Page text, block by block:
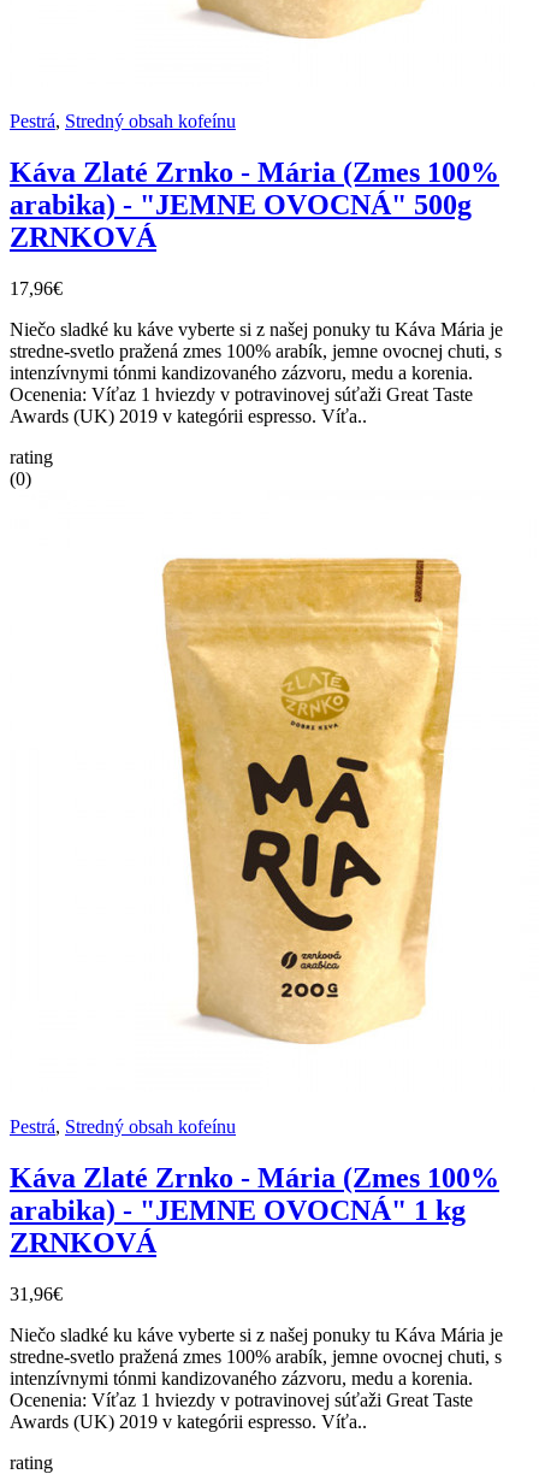
Pestrá, Stredný obsah kofeínu
Káva Zlaté Zrnko - Mária (Zmes 100%
arabika) - "JEMNE OVOCNÁ" 500g
ZRNKOVÁ
17,96€
Niečo sladké ku káve vyberte si z našej ponuky tu Káva Mária je
stredne-svetlo pražená zmes 100% arabík, jemne ovocnej chuti, s
intenzívnymi tónmi kandizovaného zázvoru, medu a korenia.
Ocenenia: Víťaz 1 hviezdy v potravinovej súťaži Great Taste
Awards (UK) 2019 v kategórii espresso. Víťa..
rating
(0)
Pestrá, Stredný obsah kofeínu
Káva Zlaté Zrnko - Mária (Zmes 100%
arabika) - "JEMNE OVOCNÁ" 1 kg
ZRNKOVÁ
31,96€
Niečo sladké ku káve vyberte si z našej ponuky tu Káva Mária je
stredne-svetlo pražená zmes 100% arabík, jemne ovocnej chuti, s
intenzívnymi tónmi kandizovaného zázvoru, medu a korenia.
Ocenenia: Víťaz 1 hviezdy v potravinovej súťaži Great Taste
Awards (UK) 2019 v kategórii espresso. Víťa..
rating